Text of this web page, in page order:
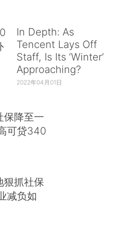
In Depth: As
Tencent Lays Off
Staff, Is Its ‘Winter’
Approaching?
2022年04月01日
保降至一
可贷340
狠抓社保
减负如